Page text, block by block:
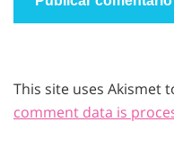
This site uses Akismet
comment data is